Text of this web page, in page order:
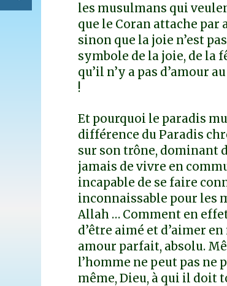
les musulmans qui
que le Coran attache par
sinon que la joie n’est
symbole de la joie, de la
qu’il n’y a pas d’amour
!
Et pourquoi le paradis
différence du Paradis
sur son trône, dominant
jamais de vivre en
incapable de se faire
inconnaissable pour les
Allah … Comment en effet
d’être aimé et d’aimer
amour parfait, absolu.
l’homme ne peut pas ne
même, Dieu, à qui il doit